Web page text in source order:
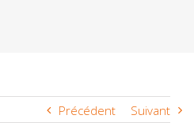
Précédent Suivant